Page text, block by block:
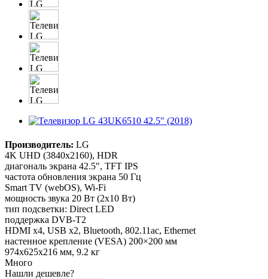
Производитель: LG
4K UHD (3840x2160), HDR
диагональ экрана 42.5", TFT IPS
частота обновления экрана 50 Гц
Smart TV (webOS), Wi-Fi
мощность звука 20 Вт (2х10 Вт)
тип подсветки: Direct LED
поддержка DVB-T2
HDMI x4, USB x2, Bluetooth, 802.11ac, Ethernet
настенное крепление (VESA) 200×200 мм
974x625x216 мм, 9.2 кг
Много
Нашли дешевле?